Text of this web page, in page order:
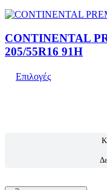
CONTINENTAL
205/55R16 91H
Επιλογές